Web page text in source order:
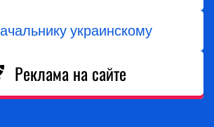
украинскому
Реклама на сайте